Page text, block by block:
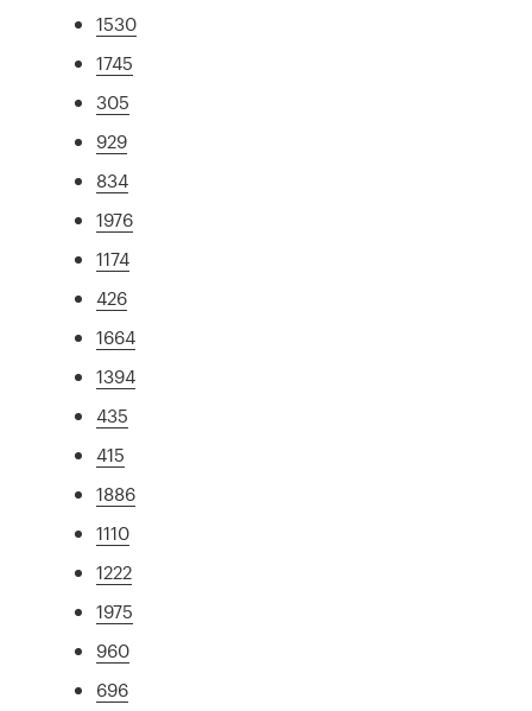
1530
1745
305
929
834
1976
1174
426
1664
1394
435
415
1886
1110
1222
1975
960
696